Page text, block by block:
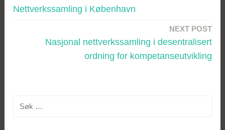
Nettverkssamling i København
NEXT POST
Nasjonal nettverkssamling i desentralisert
ordning for kompetanseutvikling